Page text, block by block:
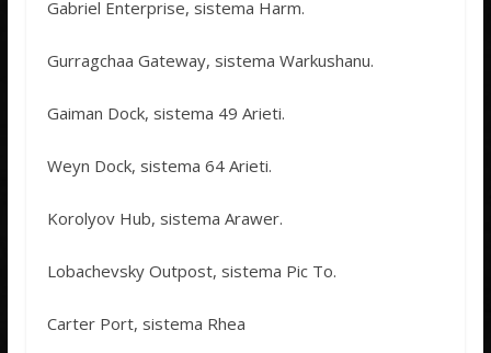
 Gabriel Enterprise, sistema Harm.
 Gurragchaa Gateway, sistema Warkushanu.
 Gaiman Dock, sistema 49 Arieti.
 Weyn Dock, sistema 64 Arieti.
 Korolyov Hub, sistema Arawer.
 Lobachevsky Outpost, sistema Pic To.
 Carter Port, sistema Rhea